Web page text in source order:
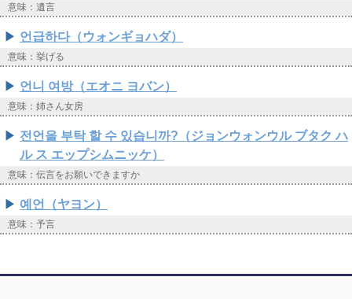
意味：遺言
언급하다（ウォンギョハダ）
意味：挙げる
언니 여방（エオニ ヨバン）
意味：姉さん女房
전언을 부탁 할 수 있습니까?（ジョンウォンウル ブタク ハ
ル ス エップシムニッケ）
意味：伝言をお願いできますか
예언（ヤヨン）
意味：予言